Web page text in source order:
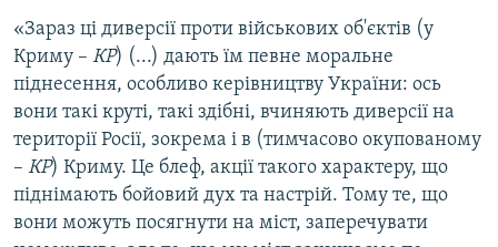
«Зараз ці диверсії проти військових об'єктів (у
Криму – КР) (...) дають їм певне моральне
піднесення, особливо керівництву України: ось
вони такі круті, такі здібні, вчиняють диверсії на
території Росії, зокрема і в (тимчасово окупованому
– КР) Криму. Це блеф, акції такого характеру, що
піднімають бойовий дух та настрій. Тому те, що
вони можуть посягнути на міст, заперечувати